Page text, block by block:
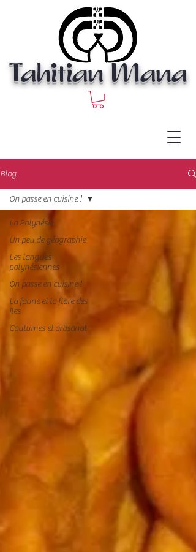
Tahitian Mana
Blog
La Polynésie
Un peu de géographie
Les langues
polynésiennes
On passe en cuisine !
La faune et la flore des
îles
Coutumes et artisanat
On passe en cuisine !